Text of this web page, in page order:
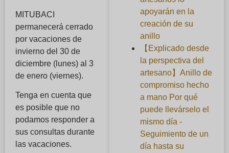
MITUBACI
permanecerá cerrado
por vacaciones de
invierno del 30 de
diciembre (lunes) al 3
de enero (viernes).
Tenga en cuenta que
es posible que no
podamos responder a
sus consultas durante
las vacaciones.
apoyarán en la
creación de su
anillo
【Explicado desde
la perspectiva del
artesano】Anillo de
compromiso hecho
a mano Por qué
puede llevárselo el
mismo día -
Seguimiento de un
día hasta su